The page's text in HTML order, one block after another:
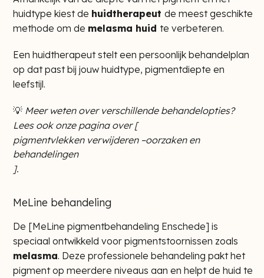
huidtype kiest de huidtherapeut de meest geschikte
methode om de melasma huid te verbeteren.
Een huidtherapeut stelt een persoonlijk behandelplan
op dat past bij jouw huidtype, pigmentdiepte en
leefstijl.
💡 Meer weten over verschillende behandelopties?
Lees ook onze pagina over [
pigmentvlekken verwijderen –oorzaken en
behandelingen
].
MeLine behandeling
De [MeLine pigmentbehandeling Enschede] is
speciaal ontwikkeld voor pigmentstoornissen zoals
melasma. Deze professionele behandeling pakt het
pigment op meerdere niveaus aan en helpt de huid te